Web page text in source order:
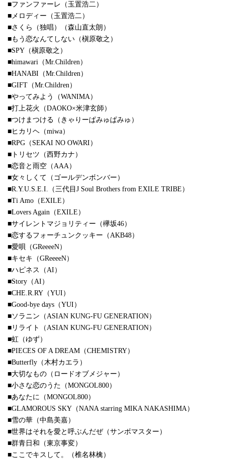
■ファンファーレ（玉置浩二）
■メロディー（玉置浩二）
■さくら（独唱）（森山直太朗）
■もう恋なんてしない（槇原敬之）
■SPY（槇原敬之）
■himawari（Mr.Children）
■HANABI（Mr.Children）
■GIFT（Mr.Children）
■やってみよう（WANIMA）
■打上花火（DAOKO×米津玄師）
■つけまつける（きゃりーぱみゅぱみゅ）
■ヒカリヘ（miwa）
■RPG（SEKAI NO OWARI）
■トリセツ（西野カナ）
■恋音と雨空（AAA）
■女々しくて（ゴールデンボンバー）
■R.Y.U.S.E.I.（三代目J Soul Brothers from EXILE TRIBE）
■Ti Amo（EXILE）
■Lovers Again（EXILE）
■サイレントマジョリティー（欅坂46）
■恋するフォーチュンクッキー（AKB48）
■愛唄（GReeeeN）
■キセキ（GReeeeN）
■ハピネス（AI）
■Story（AI）
■CHE.R.RY（YUI）
■Good-bye days（YUI）
■ソラニン（ASIAN KUNG-FU GENERATION）
■リライト（ASIAN KUNG-FU GENERATION）
■虹（ゆず）
■PIECES OF A DREAM（CHEMISTRY）
■Butterfly（木村カエラ）
■大切なもの（ロードオブメジャー）
■小さな恋のうた（MONGOL800）
■あなたに（MONGOL800）
■GLAMOROUS SKY（NANA starring MIKA NAKASHIMA）
■雪の華（中島美嘉）
■世界はそれを愛と呼ぶんだぜ（サンボマスター）
■群青日和（東京事変）
■ここでキスして。（椎名林檎）